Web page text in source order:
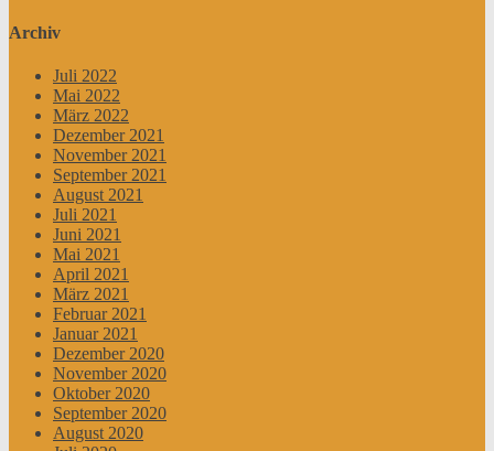
Archiv
Juli 2022
Mai 2022
März 2022
Dezember 2021
November 2021
September 2021
August 2021
Juli 2021
Juni 2021
Mai 2021
April 2021
März 2021
Februar 2021
Januar 2021
Dezember 2020
November 2020
Oktober 2020
September 2020
August 2020